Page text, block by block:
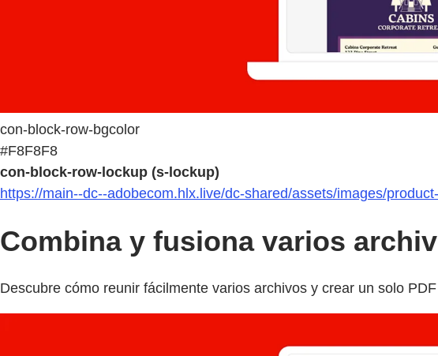
con-block-row-bgcolor
#F8F8F8
con-block-row-lockup (s-lockup)
https://main--dc--adobecom.hlx.live/dc-shared/assets/images/
Combina y fusiona varios
Descubre cómo reunir fácilmente varios archivos y crear un solo